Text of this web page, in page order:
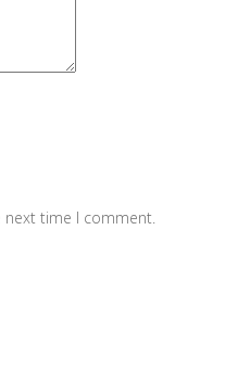
next time I comment.